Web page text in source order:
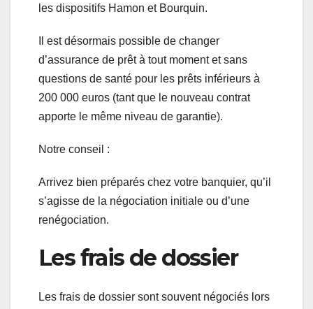
les dispositifs Hamon et Bourquin.
Il est désormais possible de changer
d’assurance de prêt à tout moment et sans
questions de santé pour les prêts inférieurs à
200 000 euros (tant que le nouveau contrat
apporte le même niveau de garantie).
Notre conseil :
Arrivez bien préparés chez votre banquier, qu’il
s’agisse de la négociation initiale ou d’une
renégociation.
Les frais de dossier
Les frais de dossier sont souvent négociés lors